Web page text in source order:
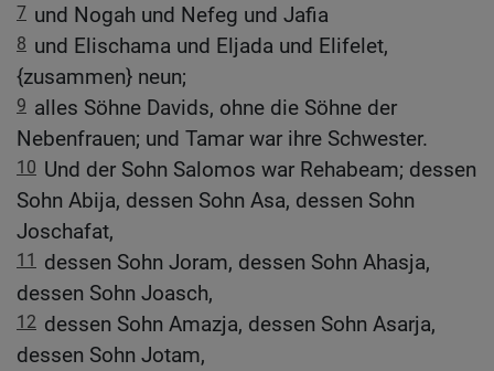
7 und Nogah und Nefeg und Jafia
8 und Elischama und Eljada und Elifelet,
{zusammen} neun;
9 alles Söhne Davids, ohne die Söhne der
Nebenfrauen; und Tamar war ihre Schwester.
10 Und der Sohn Salomos war Rehabeam; dessen
Sohn Abija, dessen Sohn Asa, dessen Sohn
Joschafat,
11 dessen Sohn Joram, dessen Sohn Ahasja,
dessen Sohn Joasch,
12 dessen Sohn Amazja, dessen Sohn Asarja,
dessen Sohn Jotam,